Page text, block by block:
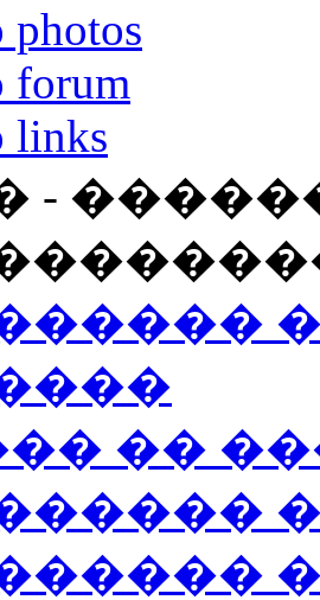
photos
forum
links
-
��